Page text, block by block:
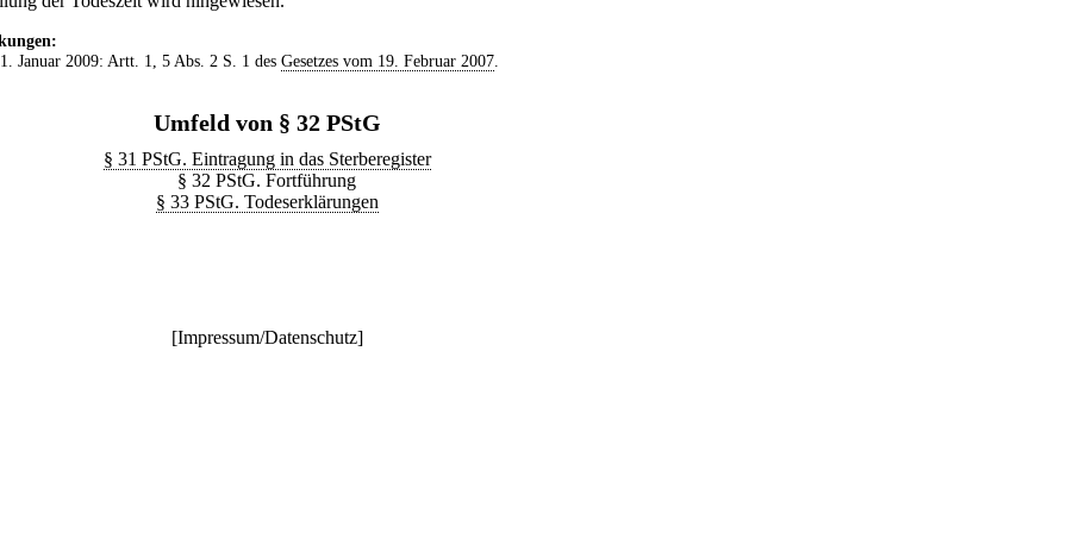
Januar 2009: Artt. 1, 5 Abs. 2 S. 1 des Gesetzes vom 19. Februar 2007.
Umfeld von § 32 PStG
§ 31 PStG. Eintragung in das Sterberegister
§ 32 PStG. Fortführung
§ 33 PStG. Todeserklärungen
[Impressum/Datenschutz]